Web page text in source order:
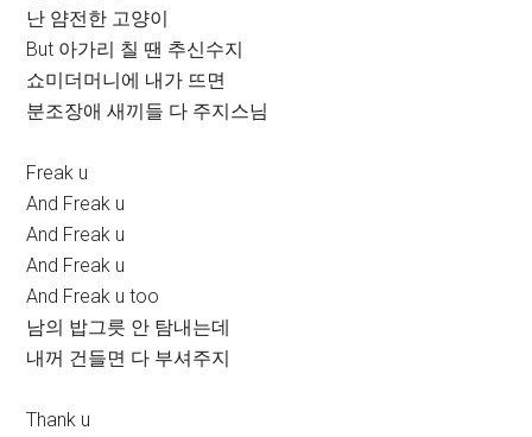
난 얌전한 고양이
But 아가리 칠 땐 추신수지
쇼미더머니에 내가 뜨면
분조장애 새끼들 다 주지스님
Freak u
And Freak u
And Freak u
And Freak u
And Freak u too
남의 밥그릇 안 탐내는데
내꺼 건들면 다 부셔주지
Thank u